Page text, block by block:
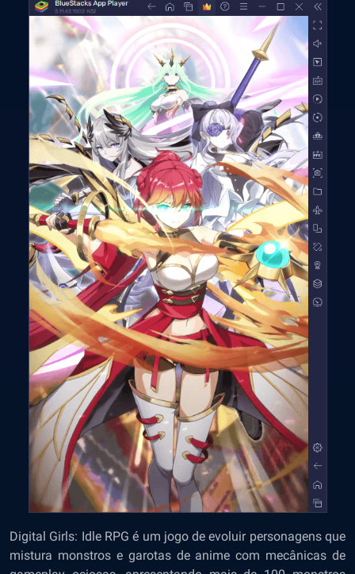
Digital Girls: Idle RPG é um jogo de evoluir personagens que
mistura monstros e garotas de anime com mecânicas de